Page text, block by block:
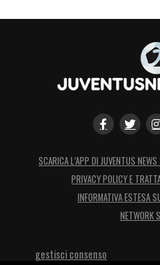
SCARICA L’APP DI JUVENTUS
PRIVACY POLICY E
INFORMATIVA ESTESA
NETWORK
gestisci consenso